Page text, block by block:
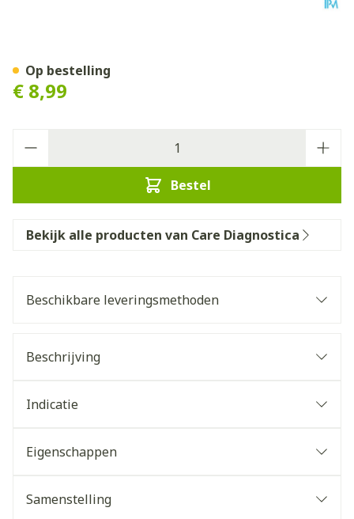
€ 8,99
Bestel
Op bestelling
Bekijk alle producten van Care Diagnostica
Beschikbare leveringsmethoden
Beschrijving
Indicatie
Eigenschappen
Samenstelling